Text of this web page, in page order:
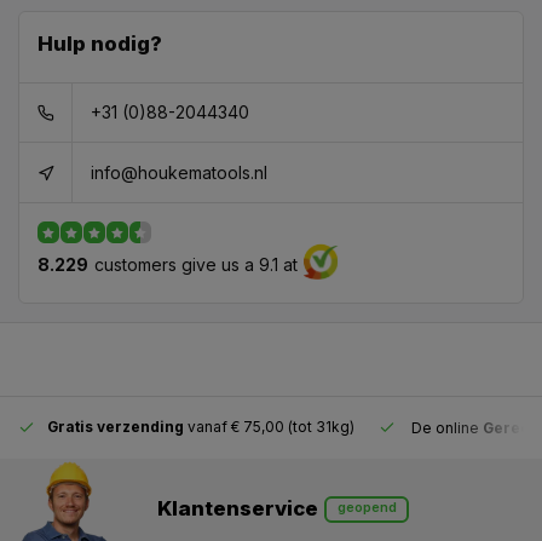
Hulp nodig?
+31 (0)88-2044340
info@houkematools.nl
8.229 customers give us a 9.1 at
Gratis verzending vanaf € 75,00 (tot 31kg) De online
Klantenservice geopend